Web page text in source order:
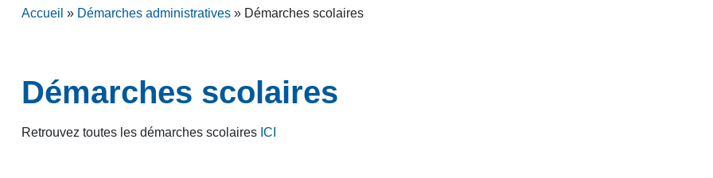
Accueil » Démarches administratives » Démarches scolaires
Démarches scolaires
Retrouvez toutes les démarches scolaires ICI